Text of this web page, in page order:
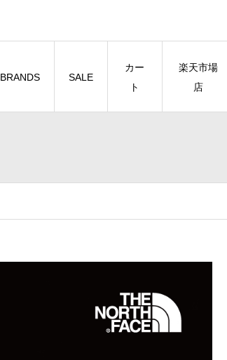
BRANDS SALE
カー
ト
楽天市場
店